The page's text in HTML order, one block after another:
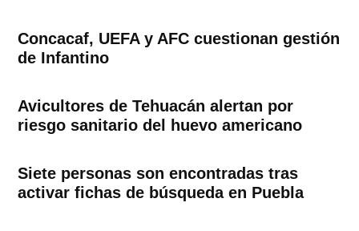
Concacaf, UEFA y AFC cuestionan gestión
de Infantino
Avicultores de Tehuacán alertan por
riesgo sanitario del huevo americano
Siete personas son encontradas tras
activar fichas de búsqueda en Puebla